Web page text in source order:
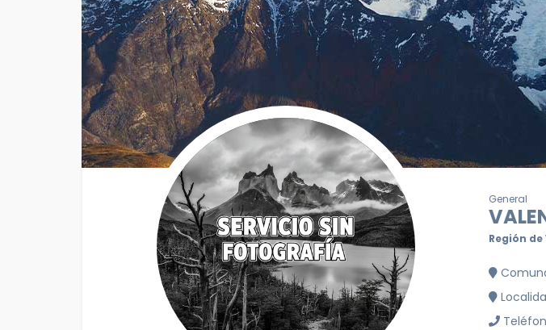
General
Región